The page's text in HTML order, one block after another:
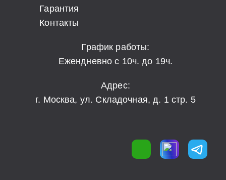
Гарантия
Контакты
График работы:
Ежендневно с 10ч. до 19ч.
Адрес:
г. Москва, ул. Складочная, д. 1 стр. 5